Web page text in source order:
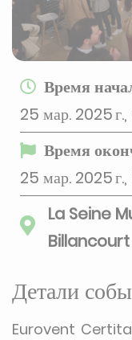
Время
25 мар. 2025
Время
25 мар. 2025 г.,
La Seine
Детали
Eurovent Certita